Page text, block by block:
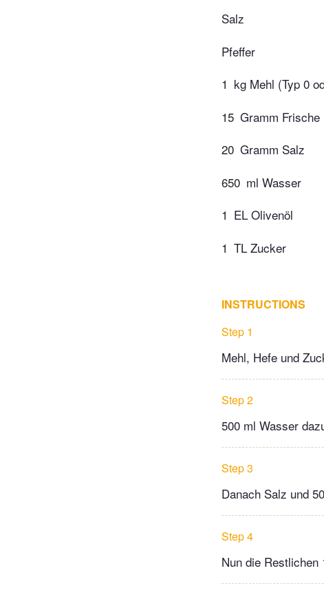
Salz
Pfeffer
1 kg Mehl (Typ 0
15 Gramm Frische
20 Gramm Salz
650 ml Wasser
1 EL Olivenöl
1 TL Zucker
INSTRUCTIONS
Step 1
Mehl, Hefe und
Step 2
500 ml Wasser
Step 3
Danach Salz und
Step 4
Nun die Restlichen